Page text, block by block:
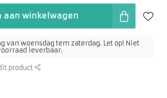
aan winkelwagen
woensdag tem zaterdag. Let op! Niet
leverbaar.
product